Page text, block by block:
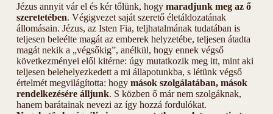
Jézus annyit vár el és kér tőlünk, hogy maradjunk meg az ő
szeretetében. Végigvezet saját szerető életáldozatának
állomásain. Jézus, az Isten Fia, teljhatalmának tudatában is
teljesen beleélte magát az emberek helyzetébe, teljesen átadta
magát nekik a „végsőkig”, anélkül, hogy ennek végső
következményei elől kitérne: úgy mutatkozik meg itt, mint aki
teljesen belehelyezkedett a mi állapotunkba, s létünk végső
értelmét megvilágította: hogy mások szolgálatában, mások
rendelkezésére álljunk. S közben ő már nem szolgáknak,
hanem barátainak nevezi az így hozzá fordulókat.